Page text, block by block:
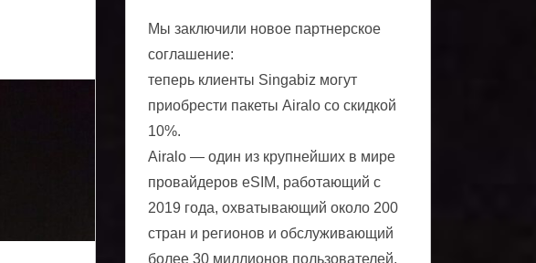
Мы заключили новое партнерское
соглашение:
теперь клиенты Singabiz могут
приобрести пакеты Airalo со скидкой
10%.
Airalo — один из крупнейших в мире
провайдеров eSIM, работающий с
2019 года, охватывающий около 200
стран и регионов и обслуживающий
более 30 миллионов пользователей.